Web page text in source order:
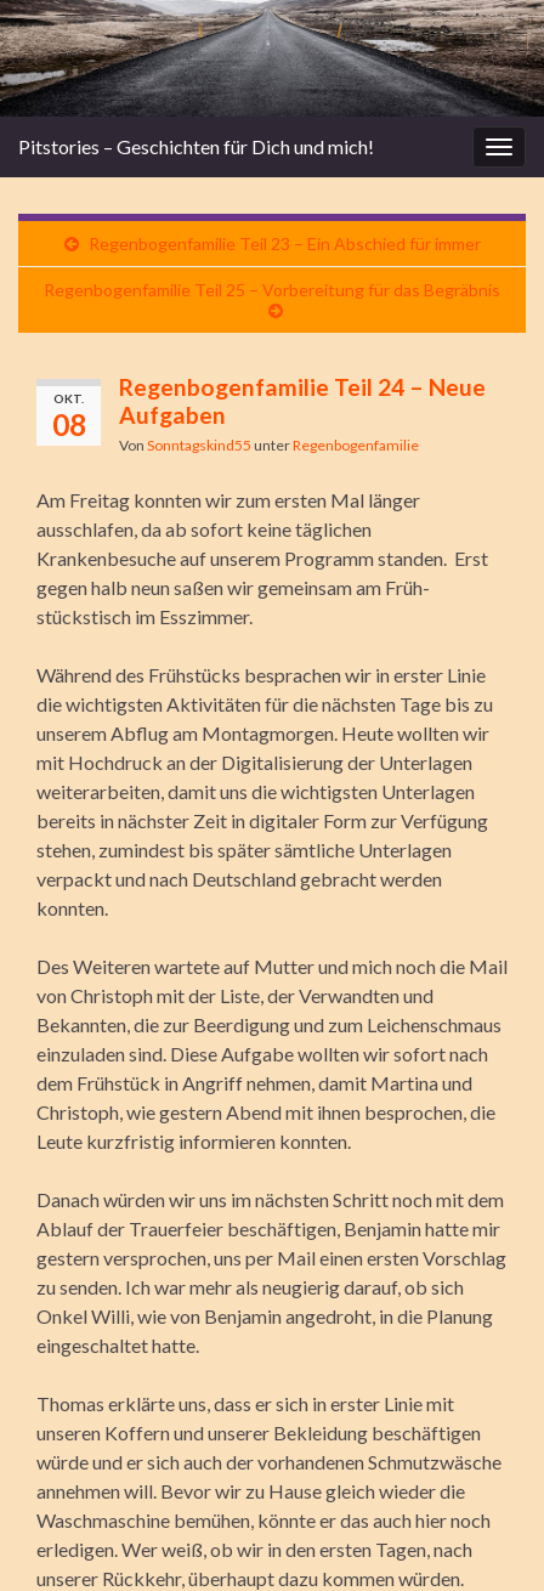
Pitstories – Geschichten für Dich und mich!
Regenbogenfamilie Teil 23 – Ein Abschied für immer
Regenbogenfamilie Teil 25 – Vorbereitung für das Begräbnis
OKT.
08
Regenbogenfamilie Teil 24 – Neue
Aufgaben
Von Sonntagskind55 unterRegenbogenfamilie
Am Freitag konnten wir zum ersten Mal länger
ausschlafen, da ab sofort keine täglichen
Krankenbesuche auf unserem Programm standen. Erst
gegen halb neun saßen wir gemeinsam am Früh­
stückstisch im Esszimmer.
Während des Frühstücks besprachen wir in erster Linie
die wichtigsten Aktivitäten für die nächsten Tage bis zu
unserem Abflug am Montagmorgen. Heute wollten wir
mit Hochdruck an der Digitalisierung der Unterlagen
weiterarbeiten, damit uns die wichtigsten Unterlagen
bereits in nächster Zeit in digitaler Form zur Verfügung
stehen, zumindest bis später sämtliche Unterlagen
verpackt und nach Deutschland gebracht werden
konnten.
Des Weiteren wartete auf Mutter und mich noch die Mail
von Christoph mit der Liste, der Verwandten und
Bekannten, die zur Beerdigung und zum Leichen­schmaus
einzuladen sind. Diese Aufgabe wollten wir sofort nach
dem Frühstück in Angriff nehmen, damit Martina und
Christoph, wie gestern Abend mit ihnen besprochen, die
Leute kurzfristig informieren konnten.
Danach würden wir uns im nächsten Schritt noch mit dem
Ablauf der Trauerfeier beschäftigen, Benjamin hatte mir
gestern versprochen, uns per Mail einen ersten Vorschlag
zu senden. Ich war mehr als neugierig darauf, ob sich
Onkel Willi, wie von Benjamin angedroht, in die Planung
eingeschaltet hatte.
Thomas erklärte uns, dass er sich in erster Linie mit
unseren Koffern und unserer Bekleidung beschäftigen
würde und er sich auch der vorhandenen Schmutzwäsche
annehmen will. Bevor wir zu Hause gleich wieder die
Waschmaschine bemühen, könnte er das auch hier noch
erledigen. Wer weiß, ob wir in den ersten Tagen, nach
unserer Rückkehr, überhaupt dazu kommen würden.